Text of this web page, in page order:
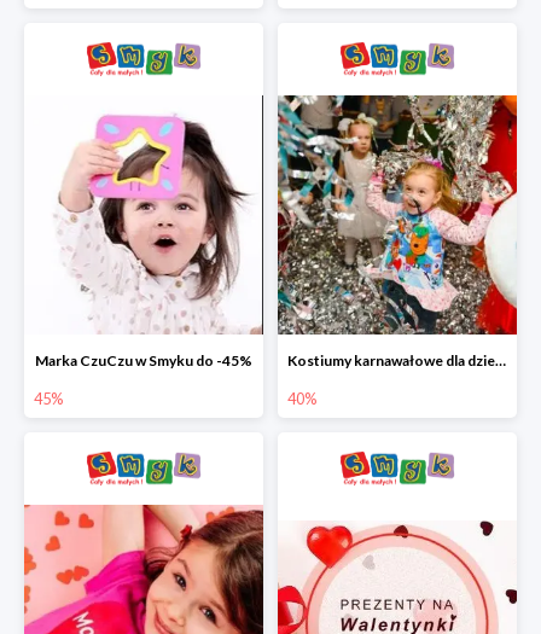
Marka CzuCzu w Smyku do -45%
45%
Kostiumy karnawałowe dla dzieci w Smyku do -40%
40%